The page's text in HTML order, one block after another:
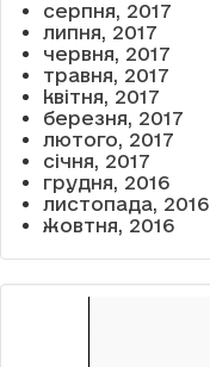
серпня, 2017
липня, 2017
червня, 2017
травня, 2017
квітня, 2017
березня, 2017
лютого, 2017
січня, 2017
грудня, 2016
листопада, 2016
жовтня, 2016